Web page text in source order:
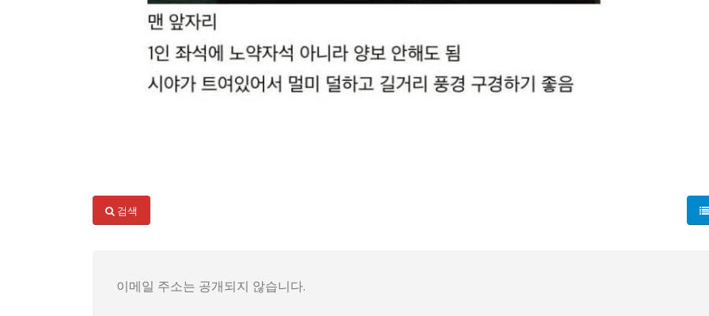
특히 이 좌석은 시야가 탁 트여 있어 멀미를 덜 느끼고, 길거리의 아름다운 풍경을 마음껏 구경할 수 있는 장
검색
이메일 주소는 공개되지 않습니다.